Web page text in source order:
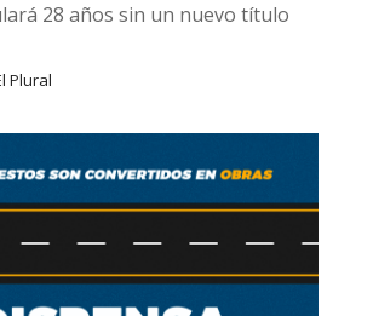
28 años sin un nuevo título
Plural